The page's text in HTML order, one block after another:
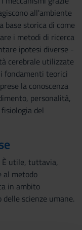
all'ambiente
base storica di come
i metodi di ricerca
ipotesi diverse -
cerebrale utilizzate
fondamenti teorici
la conoscenza
personalità,
del
È utile, tuttavia,
al metodo
in ambito
scienze umane.